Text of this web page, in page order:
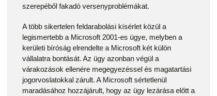
szerepéből fakadó versenyproblémákat.
A több sikertelen feldarabolási kísérlet közül a
legismertebb a Microsoft 2001-es ügye, melyben a
kerületi bíróság elrendelte a Microsoft két külön
vállalatra bontását. Az ügy azonban végül a
várakozások ellenére megegyezéssel és magatartási
jogorvoslatokkal zárult. A Microsoft sértetlenül
maradásához hozzájárult, hogy az ügy lezárása előtt a